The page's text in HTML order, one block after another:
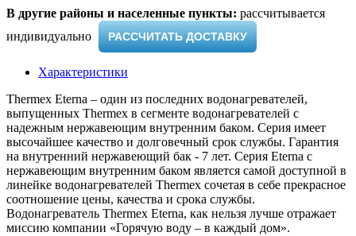
В другие районы и населенные пункты: рассчитывается
индивидуально ​
РАССЧИТАТЬ ДОСТАВКУ
Характеристики
Thermex Eterna – один из последних водонагревателей,
выпущенных Thermex в сегменте водонагревателей с
надежным нержавеющим внутренним баком. Серия имеет
высочайшее качество и долговечный срок службы. Гарантия
на внутренний нержавеющий бак - 7 лет. Серия Eterna с
нержавеющим внутренним баком является самой доступной в
линейке водонагревателей Thermex сочетая в себе прекрасное
соотношение цены, качества и срока службы.
Водонагреватель Thermex Eterna, как нельзя лучше отражает
миссию компании «Горячую воду – в каждый дом».